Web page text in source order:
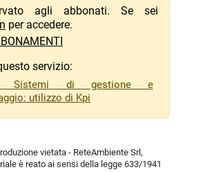
agli abbonati. Se sei
per accedere.
servizio:
di gestione e
utilizzo di Kpi
vietata - ReteAmbiente Srl,
è reato ai sensi della legge 633/1941